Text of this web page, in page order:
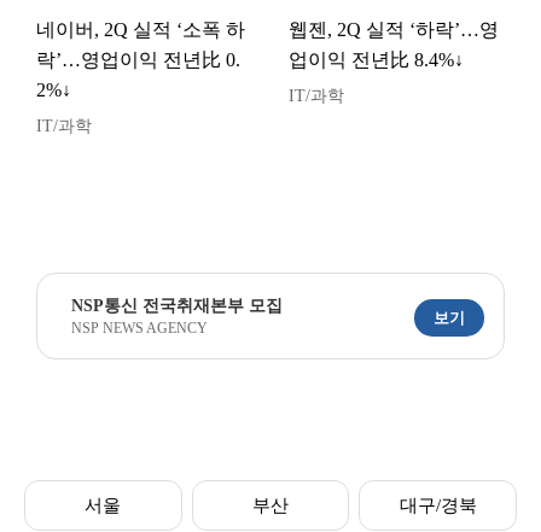
네이버, 2Q 실적 ‘소폭 하
락’…영업이익 전년比 0.
2%↓
IT/과학
웹젠, 2Q 실적 ‘하락’…영
업이익 전년比 8.4%↓
IT/과학
NSP통신 전국취재본부 모집
NSP NEWS AGENCY
보기
서울 부산 대구/경북